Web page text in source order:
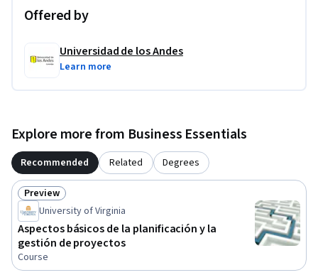
Offered by
Universidad de los Andes
Learn more
Explore more from Business Essentials
Recommended Related Degrees
Status: Preview
Preview
University of Virginia
Aspectos básicos de la planificación y la
gestión de proyectos
Course